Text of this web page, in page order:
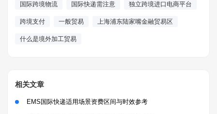
国际跨境物流 国际快递需注意 独立跨境进口电商平台
跨境支付 一般贸易 上海浦东陆家嘴金融贸易区
什么是境外加工贸易
相关文章
EMS国际快递适用场景资费区间与时效参考